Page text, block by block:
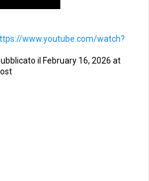
www.youtube.com/watch?
il February 16, 2026 at